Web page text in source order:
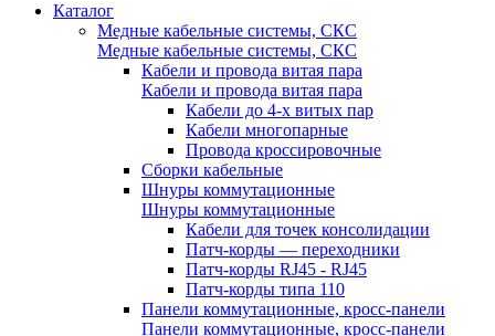
Каталог
Медные кабельные системы, СКС
Медные кабельные системы, СКС
Кабели и провода витая пара
Кабели и провода витая пара
Кабели до 4-х витых пар
Кабели многопарные
Провода кроссировочные
Сборки кабельные
Шнуры коммутационные
Шнуры коммутационные
Кабели для точек консолидации
Патч-корды — переходники
Патч-корды RJ45 - RJ45
Патч-корды типа 110
Панели коммутационные, кросс-панели
Панели коммутационные, кросс-панели